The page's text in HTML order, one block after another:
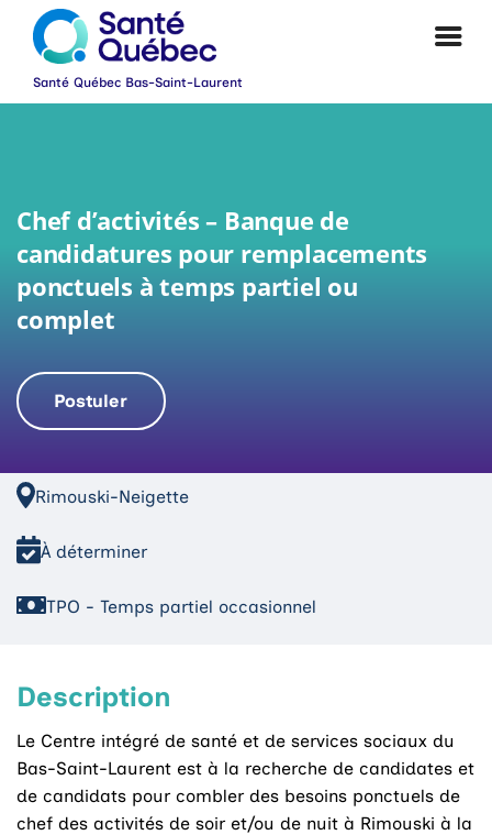
Chef d’activités – Banque de
candidatures pour remplacements
ponctuels à temps partiel ou
complet
Postuler
Rimouski-Neigette
À déterminer
TPO - Temps partiel occasionnel
Description
Le Centre intégré de santé et de services sociaux du
Bas-Saint-Laurent est à la recherche de candidates et
de candidats pour combler des besoins ponctuels de
chef des activités de soir et/ou de nuit à Rimouski à la